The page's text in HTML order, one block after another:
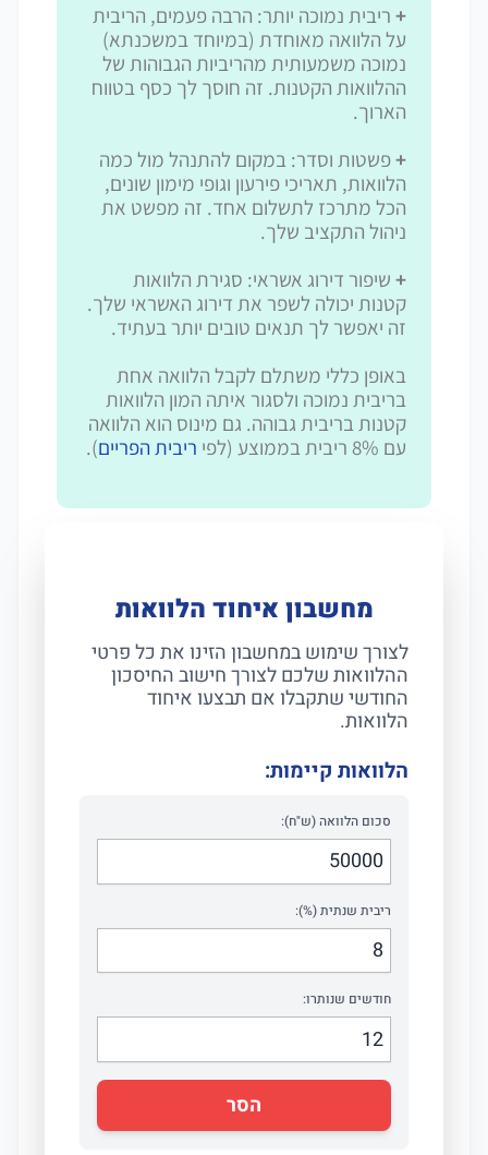
+ריבית נמוכה יותר: הרבה פעמים, הריבית
על הלוואה מאוחדת (במיוחד במשכנתא)
נמוכה משמעותית מהריביות הגבוהות של
ההלוואות הקטנות. זה חוסך לך כסף בטווח
הארוך.
+פשטות וסדר: במקום להתנהל מול כמה
הלוואות, תאריכי פירעון וגופי מימון שונים,
הכל מתרכז לתשלום אחד. זה מפשט את
ניהול התקציב שלך.
+שיפור דירוג אשראי: סגירת הלוואות
קטנות יכולה לשפר את דירוג האשראי שלך.
זה יאפשר לך תנאים טובים יותר בעתיד.
באופן כללי משתלם לקבל הלוואה אחת
בריבית נמוכה ולסגור איתה המון הלוואות
קטנות בריבית גבוהה. גם מינוס הוא הלוואה
עם 8% ריבית בממוצע (לפי
ריבית הפריים).
מחשבון איחוד הלוואות
לצורך שימוש במחשבון הזינו את כל פרטי
ההלוואות שלכם לצורך חישוב החיסכון
החודשי שתקבלו אם תבצעו איחוד
הלוואות.
הלוואות קיימות:
סכום הלוואה (ש"ח):
ריבית שנתית (%):
חודשים שנותרו:
הסר